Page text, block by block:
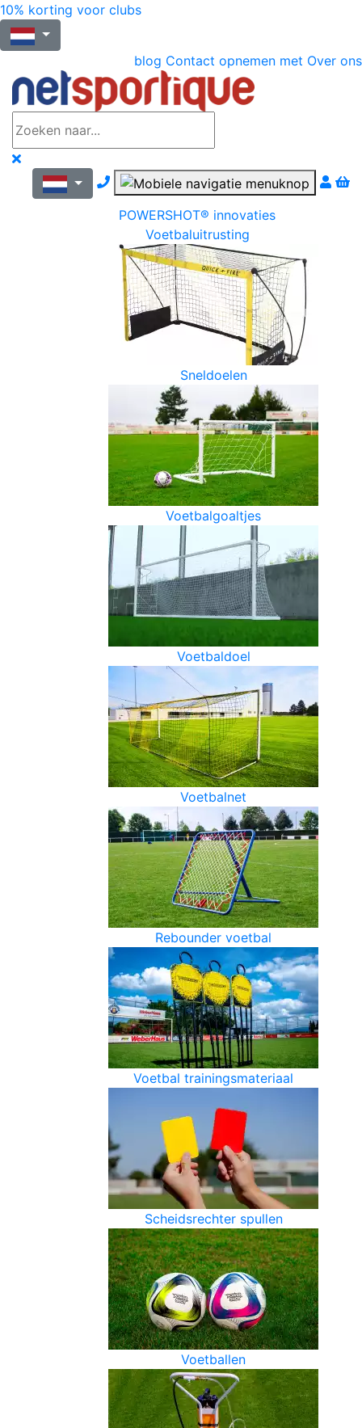
10% korting voor clubs
blog Contact opnemen met Over ons
Nous contacter par téléphone
POWERSHOT® innovaties
Voetbaluitrusting
Sneldoelen
Voetbalgoaltjes
Voetbaldoel
Voetbalnet
Rebounder voetbal
Voetbal trainingsmateriaal
Scheidsrechter spullen
Voetballen